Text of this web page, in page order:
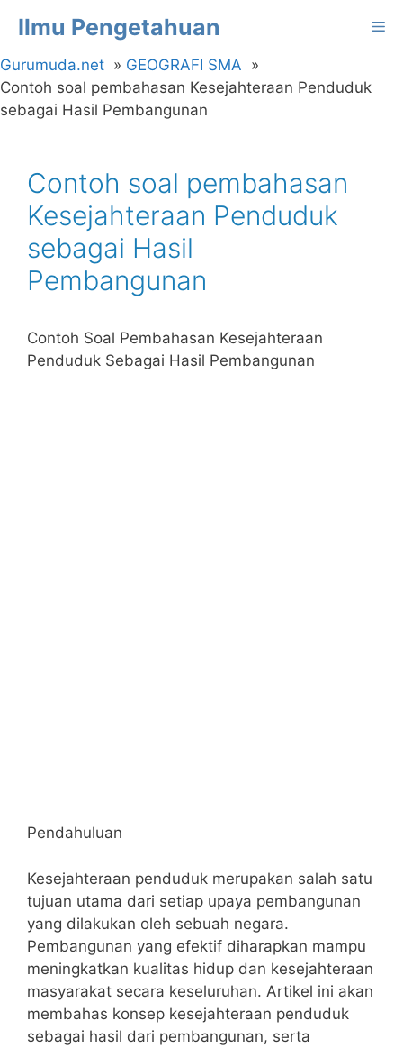
isi
Ilmu Pengetahuan
Gurumuda.net
GEOGRAFI SMA
Contoh soal pembahasan Kesejahteraan Penduduk
sebagai Hasil Pembangunan
Contoh soal pembahasan
Kesejahteraan Penduduk
sebagai Hasil
Pembangunan
Contoh Soal Pembahasan Kesejahteraan
Penduduk Sebagai Hasil Pembangunan
Pendahuluan
Kesejahteraan penduduk merupakan salah satu
tujuan utama dari setiap upaya pembangunan
yang dilakukan oleh sebuah negara.
Pembangunan yang efektif diharapkan mampu
meningkatkan kualitas hidup dan kesejahteraan
masyarakat secara keseluruhan. Artikel ini akan
membahas konsep kesejahteraan penduduk
sebagai hasil dari pembangunan, serta